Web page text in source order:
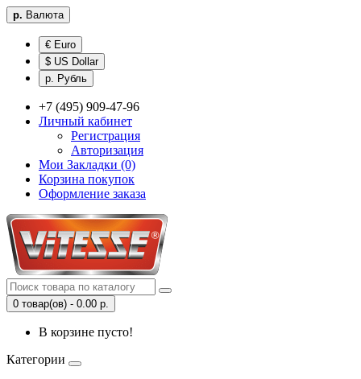
р. Валюта
€ Euro
$ US Dollar
р. Рубль
+7 (495) 909-47-96
Личный кабинет
Регистрация
Авторизация
Мои Закладки (0)
Корзина покупок
Оформление заказа
0 товар(ов) - 0.00 р.
В корзине пусто!
Категории